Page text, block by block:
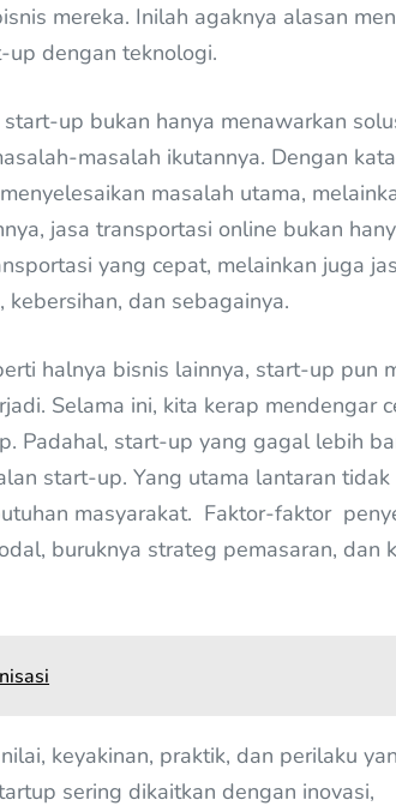
mereka. Inilah agaknya alasan
up dengan teknologi.
up bukan hanya menawarkan
masalah ikutannya. Dengan
masalah utama,
jasa transportasi online bukan
yang cepat, melainkan juga
dan sebagainya.
halnya bisnis lainnya, start-up pun
Selama ini, kita kerap mendengar
Padahal, start-up yang gagal lebih
start-up. Yang utama lantaran tidak
masyarakat. Faktor-faktor
buruknya strateg pemasaran, dan
keyakinan, praktik, dan perilaku
sering dikaitkan dengan inovasi,